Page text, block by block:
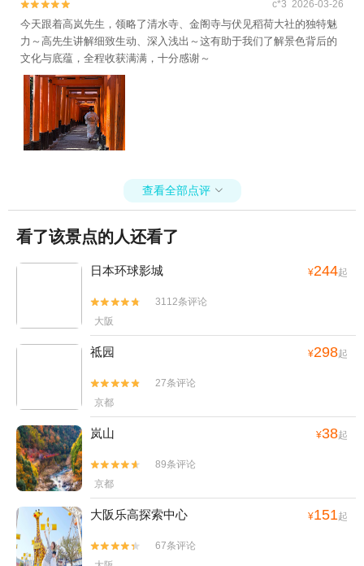

 c*3 2026-03-26
今天跟着高岚先生，领略了清水寺、金阁寺与伏见稻荷大社的独特魅
力～高先生讲解细致生动、深入浅出～这有助于我们了解景色背后的
文化与底蕴，全程收获满满，十分感谢～
查看全部点评 
看了该景点的人还看了
日本环球影城 ¥244起


3112条评论
大阪
祗园 ¥298起


27条评论
京都
岚山 ¥38起


89条评论
京都
大阪乐高探索中心 ¥151起


67条评论